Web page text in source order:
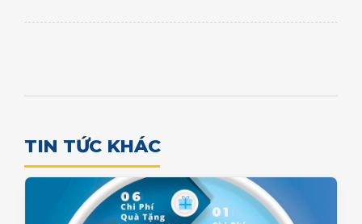
TIN TỨC KHÁC